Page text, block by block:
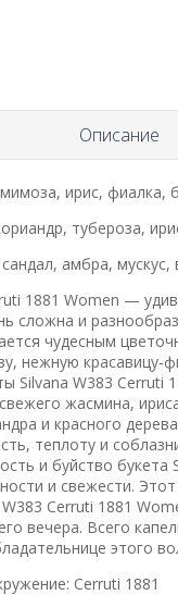
Описание
мимоза, ирис, фиалка,
тубероза,
сандал, амбра,
1881 Women —
сложна и
чудесным
нежную
Silvana W383
жасмина,
и красного
теплоту и
и буйство букета
и свежести.
W383 Cerruti 1881
вечера. Всего
этого
Cerruti 1881